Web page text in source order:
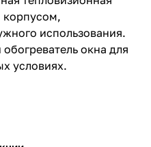
корпусом,
использования.
окна для
условиях.